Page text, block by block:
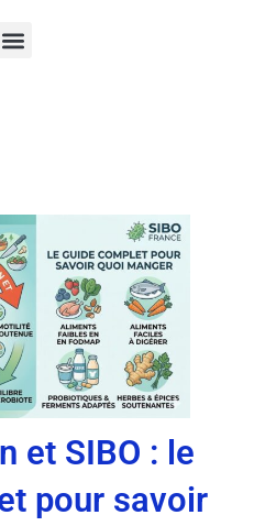
Menu
et SIBO : le
pour savoir